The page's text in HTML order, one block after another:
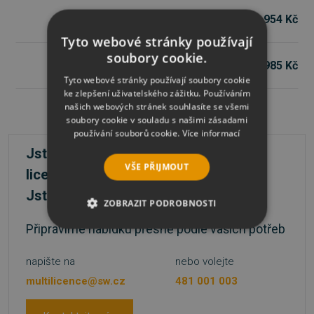
1 954 Kč
O&O DiskImage 22 Premium 985 Kč
Jste firma a máte zájem o větší počet
licencí?
Jste škola nebo státní instituce?
Připravíme nabídku přesně podle vašich potřeb
napište na
multilicence@sw.cz
nebo volejte
481 001 003
Tyto webové stránky používají
soubory cookie.
Tyto webové stránky používají soubory cookie
ke zlepšení uživatelského zážitku. Používáním
našich webových stránek souhlasíte se všemi
soubory cookie v souladu s našimi zásadami
používání souborů cookie. Více informací
VŠE PŘIJMOUT
ZOBRAZIT PODROBNOSTI
NEZBYTNĚ NUTNÉ SOUBORY
VÝKONOVÉ SOUBORY
SOUBORY CÍLENÍ